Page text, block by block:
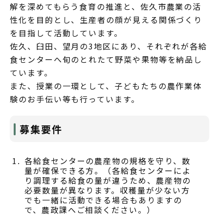
解を深めてもらう食育の推進と、佐久市農業の活
性化を目的とし、生産者の顔が見える関係づくり
を目指して活動しています。
佐久、臼田、望月の3地区にあり、それぞれが各給
食センターへ旬のとれたて野菜や果物等を納品し
ています。
また、授業の一環として、子どもたちの農作業体
験のお手伝い等も行っています。
募集要件
各給食センターの農産物の規格を守り、数
量が確保できる方。（各給食センターによ
り調理する給食の量が違うため、農産物の
必要数量が異なります。収穫量が少ない方
でも一緒に活動できる場合もありますの
で、農政課へご相談ください。）